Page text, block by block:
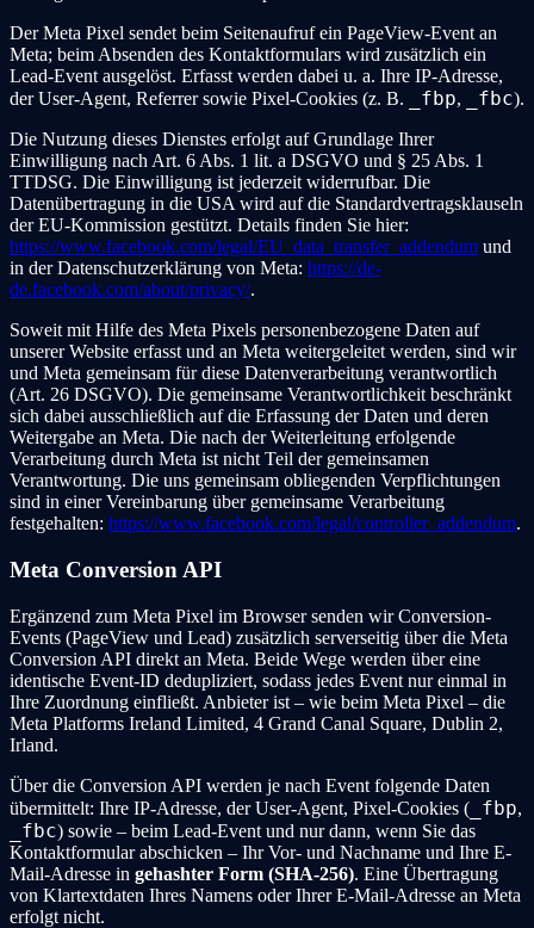
Der Meta Pixel sendet beim Seitenaufruf ein PageView-Event an
Meta; beim Absenden des Kontaktformulars wird zusätzlich ein
Lead-Event ausgelöst. Erfasst werden dabei u. a. Ihre IP-Adresse,
der User-Agent, Referrer sowie Pixel-Cookies (z. B.
_fbp, _fbc).
Die Nutzung dieses Dienstes erfolgt auf Grundlage Ihrer
Einwilligung nach Art. 6 Abs. 1 lit. a DSGVO und § 25 Abs. 1
TTDSG. Die Einwilligung ist jederzeit widerrufbar. Die
Datenübertragung in die USA wird auf die Standardvertragsklauseln
der EU-Kommission gestützt. Details finden Sie hier:
https://www.facebook.com/legal/EU_data_transfer_addendum und
in der Datenschutzerklärung von Meta: https://de-
de.facebook.com/about/privacy/.
Soweit mit Hilfe des Meta Pixels personenbezogene Daten auf
unserer Website erfasst und an Meta weitergeleitet werden, sind wir
und Meta gemeinsam für diese Datenverarbeitung verantwortlich
(Art. 26 DSGVO). Die gemeinsame Verantwortlichkeit beschränkt
sich dabei ausschließlich auf die Erfassung der Daten und deren
Weitergabe an Meta. Die nach der Weiterleitung erfolgende
Verarbeitung durch Meta ist nicht Teil der gemeinsamen
Verantwortung. Die uns gemeinsam obliegenden Verpflichtungen
sind in einer Vereinbarung über gemeinsame Verarbeitung
festgehalten: https://www.facebook.com/legal/controller_addendum.
Meta Conversion API
Ergänzend zum Meta Pixel im Browser senden wir Conversion-
Events (PageView und Lead) zusätzlich serverseitig über die Meta
Conversion API direkt an Meta. Beide Wege werden über eine
identische Event-ID dedupliziert, sodass jedes Event nur einmal in
Ihre Zuordnung einfließt. Anbieter ist – wie beim Meta Pixel – die
Meta Platforms Ireland Limited, 4 Grand Canal Square, Dublin 2,
Irland.
Über die Conversion API werden je nach Event folgende Daten
übermittelt: Ihre IP-Adresse, der User-Agent, Pixel-Cookies ( _fbp,
_fbc) sowie – beim Lead-Event und nur dann, wenn Sie das
Kontaktformular abschicken – Ihr Vor- und Nachname und Ihre E-
Mail-Adresse in gehashter Form (SHA-256). Eine Übertragung
von Klartextdaten Ihres Namens oder Ihrer E-Mail-Adresse an Meta
erfolgt nicht.